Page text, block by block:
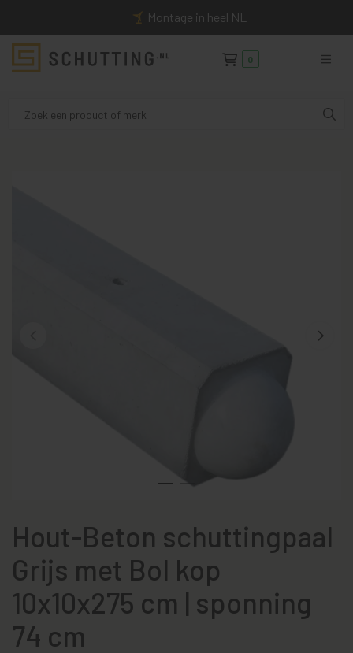
0
Montage in heel NL
Hout-Beton schuttingpaal
Grijs met Bol kop
10x10x275 cm | sponning
74 cm